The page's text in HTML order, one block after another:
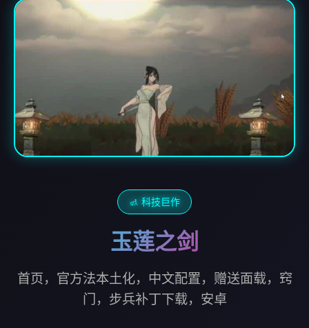
🚮 科技巨作
玉莲之剑
首页，官方法本土化，中文配置，赠送面载，窍
门，步兵补丁下载，安卓